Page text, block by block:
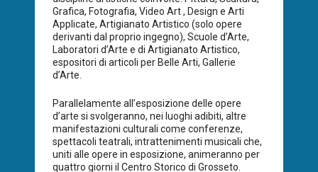
Grafica, Fotografia, Video Art , Design e Arti
Applicate, Artigianato Artistico (solo opere
derivanti dal proprio ingegno), Scuole d’Arte,
Laboratori d’Arte e di Artigianato Artistico,
espositori di articoli per Belle Arti, Gallerie
d’Arte.
Parallelamente all’esposizione delle opere
d’arte si svolgeranno, nei luoghi adibiti, altre
manifestazioni culturali come conferenze,
spettacoli teatrali, intrattenimenti musicali che,
uniti alle opere in esposizione, animeranno per
quattro giorni il Centro Storico di Grosseto.